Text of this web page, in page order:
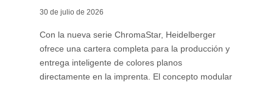
30 de julio de 2026
Con la nueva serie ChromaStar, Heidelberger
ofrece una cartera completa para la producción y
entrega inteligente de colores planos
directamente en la imprenta. El concepto modular